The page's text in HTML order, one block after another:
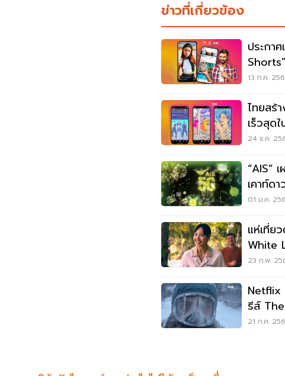
ข่าวที่เกี่ยวข้อง
ประกา
13 ก.ค.
ไทยสร้
เร็วสุด
24 ธ.ค.
“AIS”
เคาท์ด
กว่า
01 ม.ค.
แห่เที่ย
White
โรงแร
23 ก.พ.
Netflix
รีส์
10 เท่า
21 ก.ค.